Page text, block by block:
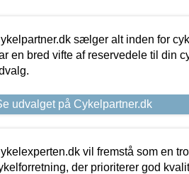
sælger alt inden for
en bred vifte af reservedele til din
udvalget på Cykelpartner.dk
vil fremstå som en
der prioriterer god